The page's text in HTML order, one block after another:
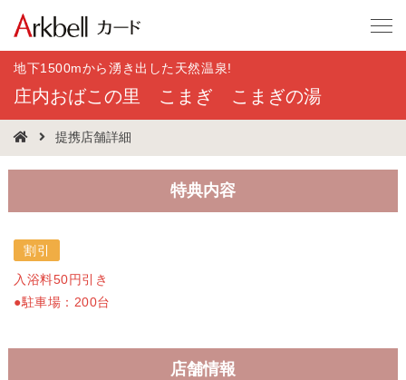
地下1500mから湧き出した天然温泉!
庄内おばこの里 こまぎ こまぎの湯
提携店舗詳細
特典内容
割引
入浴料50円引き
●駐車場：200台
店舗情報